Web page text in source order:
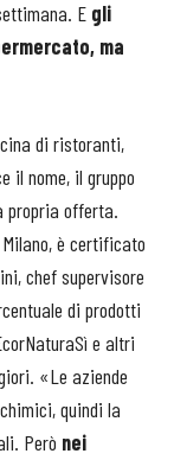
E gli
ma
di ristoranti,
il nome, il gruppo
propria offerta.
Milano, è certificato
chef supervisore
di prodotti
e altri
«Le aziende
quindi la
Però nei